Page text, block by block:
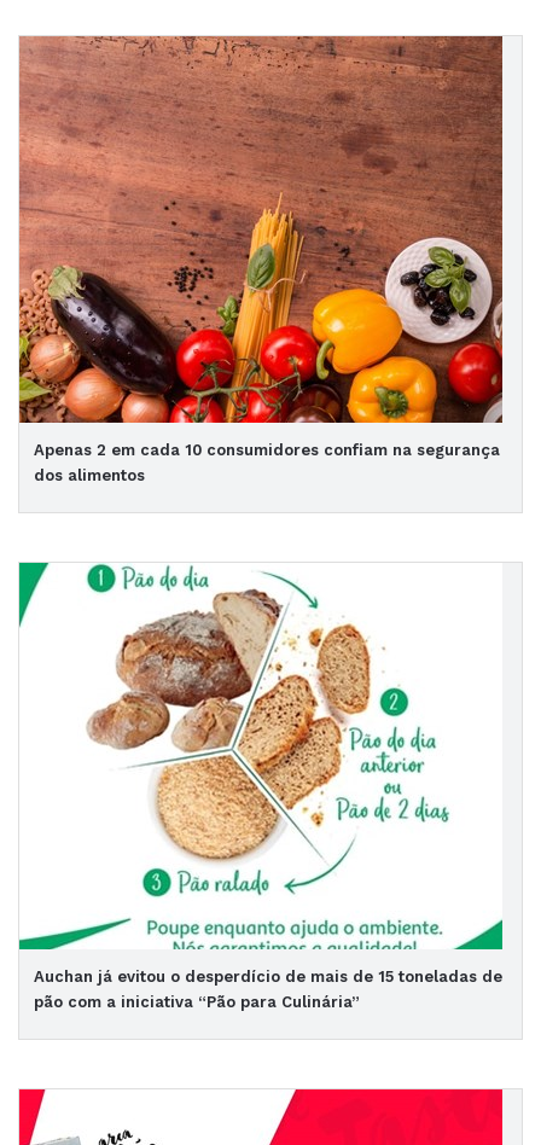
Apenas 2 em cada 10 consumidores confiam na segurança
dos alimentos
Auchan já evitou o desperdício de mais de 15 toneladas de
pão com a iniciativa “Pão para Culinária”